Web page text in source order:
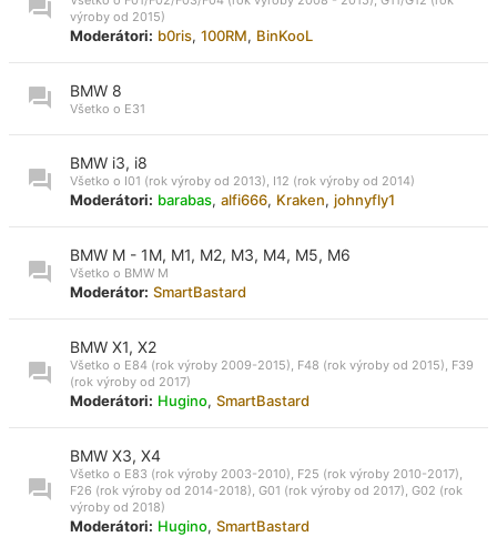
výroby od 2015)
Moderátori: b0ris, 100RM, BinKooL
BMW 8
Všetko o E31
BMW i3, i8
Všetko o I01 (rok výroby od 2013), I12 (rok výroby od 2014)
Moderátori: barabas, alfi666, Kraken, johnyfly1
BMW M - 1M, M1, M2, M3, M4, M5, M6
Všetko o BMW M
Moderátor: SmartBastard
BMW X1, X2
Všetko o E84 (rok výroby 2009-2015), F48 (rok výroby od 2015), F39
(rok výroby od 2017)
Moderátori: Hugino, SmartBastard
BMW X3, X4
Všetko o E83 (rok výroby 2003-2010), F25 (rok výroby 2010-2017),
F26 (rok výroby od 2014-2018), G01 (rok výroby od 2017), G02 (rok
výroby od 2018)
Moderátori: Hugino, SmartBastard